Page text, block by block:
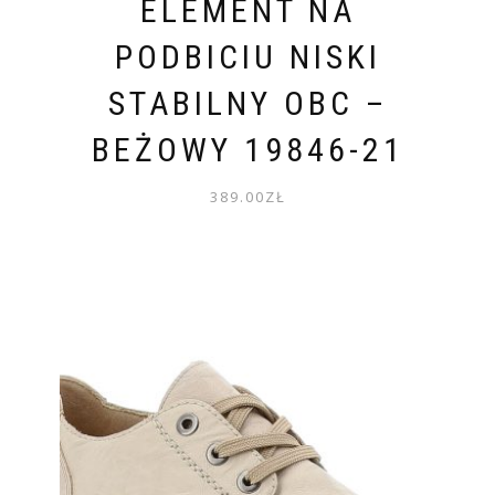
ELEMENT NA
PODBICIU NISKI
STABILNY OBC –
BEŻOWY 19846-21
389.00ZŁ